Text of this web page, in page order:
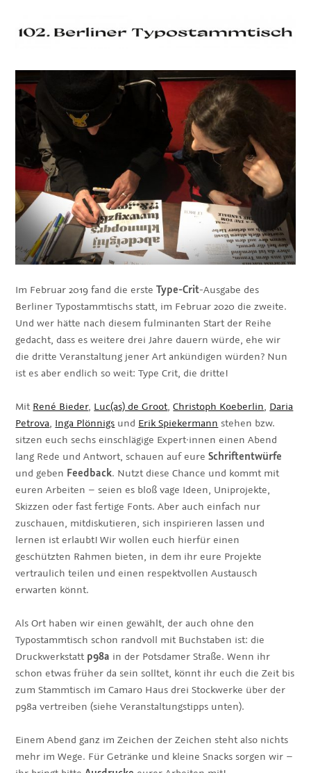
Im Februar 2019 fand die ersteType-Crit-Ausgabe des
Berliner Typostammtischs statt, im Februar 2020 die zweite.
Und wer hätte nach diesem fulminanten Start der Reihe
gedacht, dass es weitere drei Jahre dauern würde, ehe wir
die dritte Veranstaltung jener Art ankündigen würden? Nun
ist es aber endlich so weit: Type Crit, die dritte!
Mit René Bieder, Luc(as) de Groot,Christoph Koeberlin, Daria
Petrova, Inga Plönnigs und Erik Spiekermann stehen bzw.
sitzen euch sechs einschlägige Expert·innen einen Abend
lang Rede und Antwort, schauen auf eureSchriftentwürfe
und geben Feedback. Nutzt diese Chance und kommt mit
euren Arbeiten – seien es bloß vage Ideen, Uniprojekte,
Skizzen oder fast fertige Fonts. Aber auch einfach nur
zuschauen, mitdiskutieren, sich inspirieren lassen und
lernen ist erlaubt! Wir wollen euch hierfür einen
geschützten Rahmen bieten, in dem ihr eure Projekte
vertraulich teilen und einen respektvollen Austausch
erwarten könnt.
Als Ort haben wir einen gewählt, der auch ohne den
Typostammtisch schon randvoll mit Buchstaben ist: die
Druckwerkstatt p98a in der Potsdamer Straße. Wenn ihr
schon etwas früher da sein solltet, könnt ihr euch die Zeit bis
zum Stammtisch im Camaro Haus drei Stockwerke über der
p98a vertreiben (siehe Veranstaltungstipps unten).
Einem Abend ganz im Zeichen der Zeichen steht also nichts
mehr im Wege. Für Getränke und kleine Snacks sorgen wir –